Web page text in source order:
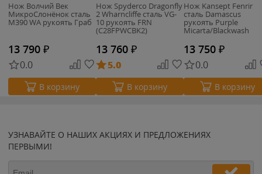
Нож Волчий Век
МикроСлонёнок сталь
M390 WA рукоять Граб
13 790 ₽
0.0
В корзину
Нож Spyderco Dragonfly
2 Wharncliffe сталь VG-
10 рукоять FRN
(C28FPWCBK2)
13 760 ₽
5.0
В корзину
Нож Kansept Fenrir
сталь Damascus
рукоять Purple
Micarta/Blackwash
13 750 ₽
0.0
В корзину
УЗНАВАЙТЕ О НАШИХ АКЦИЯХ И ПРЕДЛОЖЕНИЯХ
ПЕРВЫМИ!